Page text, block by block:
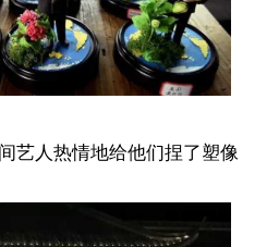
艺人热情地给他们捏了塑像